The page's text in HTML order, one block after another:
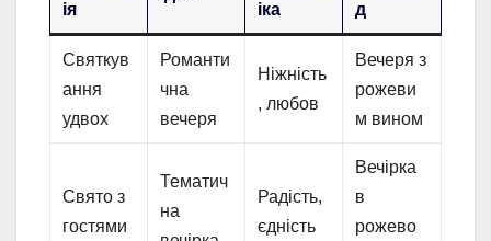
ія
іка
д
Святкув
ання
удвох
Романти
чна
вечеря
Ніжність
, любов
Вечеря з
рожеви
м вином
Свято з
гостями
Тематич
на
Радість,
єдність
Вечірка
в
рожево